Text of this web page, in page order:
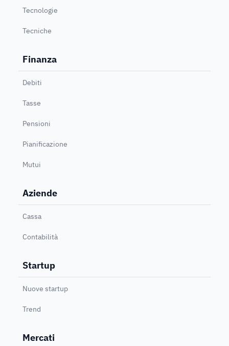
Tecnologie
Tecniche
Finanza
Debiti
Tasse
Pensioni
Pianificazione
Mutui
Aziende
Cassa
Contabilità
Startup
Nuove startup
Trend
Mercati